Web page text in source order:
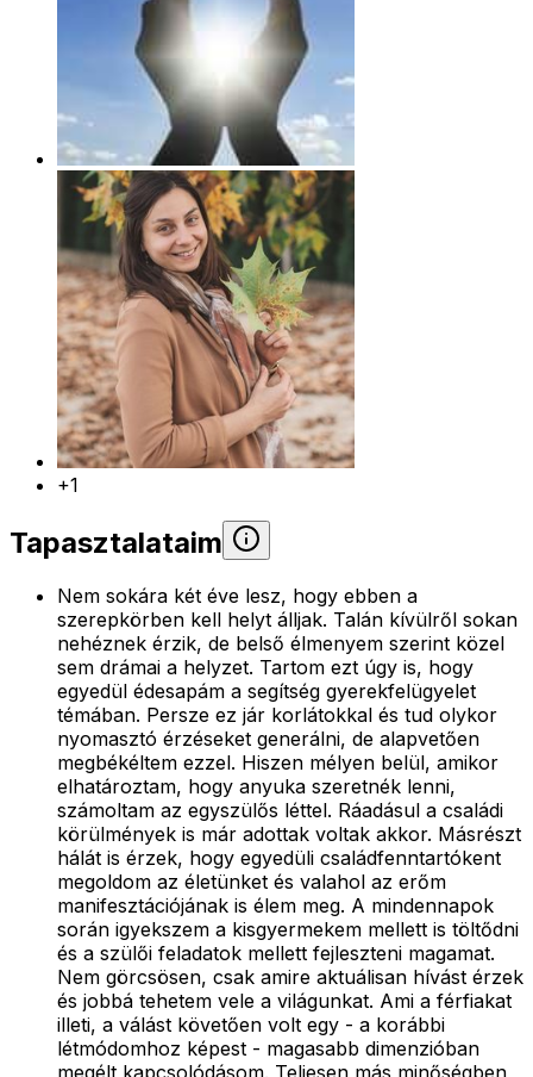
+1
Tapasztalataim
Nem sokára két éve lesz, hogy ebben a
szerepkörben kell helyt álljak. Talán kívülről sokan
nehéznek érzik, de belső élmenyem szerint közel
sem drámai a helyzet. Tartom ezt úgy is, hogy
egyedül édesapám a segítség gyerekfelügyelet
témában. Persze ez jár korlátokkal és tud olykor
nyomasztó érzéseket generálni, de alapvetően
megbékéltem ezzel. Hiszen mélyen belül, amikor
elhatároztam, hogy anyuka szeretnék lenni,
számoltam az egyszülős léttel. Ráadásul a családi
körülmények is már adottak voltak akkor. Másrészt
hálát is érzek, hogy egyedüli családfenntartókent
megoldom az életünket és valahol az erőm
manifesztációjának is élem meg. A mindennapok
során igyekszem a kisgyermekem mellett is töltődni
és a szülői feladatok mellett fejleszteni magamat.
Nem görcsösen, csak amire aktuálisan hívást érzek
és jobbá tehetem vele a világunkat. Ami a férfiakat
illeti, a válást követően volt egy - a korábbi
létmódomhoz képest - magasabb dimenzióban